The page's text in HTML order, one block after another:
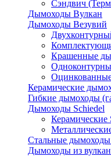
Сэндвич
Дымоходы Вулкан
Дымоходы Везувий
Крашенные
Керамические
Гибкие дымоходы
Дымоходы Schiedel
Керамические
Стальные
Дымоходы из